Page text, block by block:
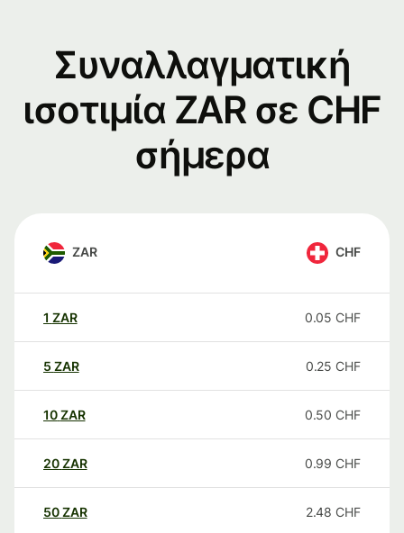
Συναλλαγματική
ισοτιμία ZAR σε CHF
σήμερα
ZAR CHF
1 ZAR 0.05 CHF
5 ZAR 0.25 CHF
10ZAR 0.50 CHF
20ZAR 0.99 CHF
50ZAR 2.48 CHF